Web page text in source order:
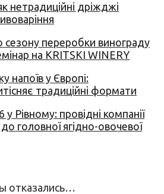
нетрадиційні дріжджі
сезону переробки винограду
на KRITSKI WINERY
напоїв у Європі:
традиційні формати
Рівному: провідні компанії
головної ягідно-овочевої
отказались…